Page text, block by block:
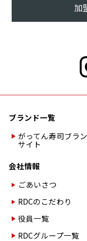
加
ブランド一覧
がってん寿司ブラ
サイト
会社情報
ごあいさつ
RDCのこだわり
役員一覧
RDCグループ一覧